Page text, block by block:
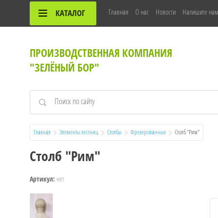
КАТАЛОГ Главная О нас Новости Напишите нам
ПРОИЗВОДСТВЕННАЯ КОМПАНИЯ
"ЗЕЛЁНЫЙ БОР"
Главная Элементы лестниц Столбы Фрезерованные
  Столб "Рим"
Столб "Рим"
Артикул: нет